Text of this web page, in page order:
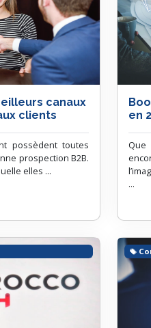
canaux
clients
possèdent toutes
prospection B2B.
elles ...
en
...